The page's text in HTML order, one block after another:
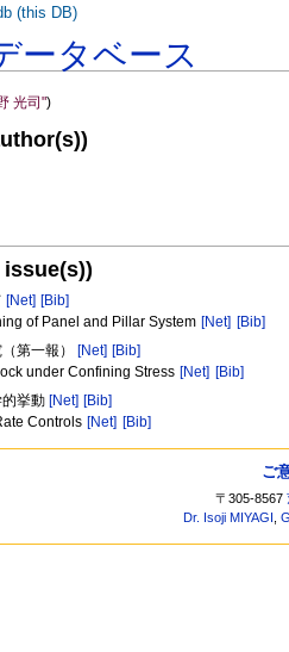
ータベース
光司")
issue(s))
[Net] [Bib]
of Panel and Pillar System [Net] [Bib]
第一報） [Net] [Bib]
under Confining Stress [Net] [Bib]
挙動 [Net] [Bib]
Controls [Net] [Bib]
(this DB)
ご
〒305-8567
Dr. Isoji MIYAGI
,